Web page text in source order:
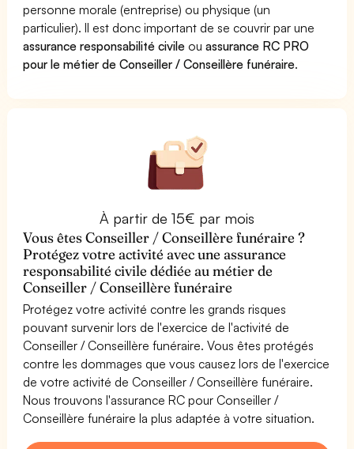
personne morale (entreprise) ou physique (un
particulier). Il est donc important de se couvrir par une
assurance responsabilité civile ouassurance RC PRO
pour le métier de Conseiller / Conseillère funéraire.
À partir de 15€ par mois
Vous êtes Conseiller / Conseillère funéraire ?
Protégez votre activité avec une assurance
responsabilité civile dédiée au métier de
Conseiller / Conseillère funéraire
Protégez votre activité contre les grands risques
pouvant survenir lors de l'exercice de l'activité de
Conseiller / Conseillère funéraire. Vous êtes protégés
contre les dommages que vous causez lors de l'exercice
de votre activité de Conseiller / Conseillère funéraire.
Nous trouvons l'assurance RC pour Conseiller /
Conseillère funéraire la plus adaptée à votre situation.